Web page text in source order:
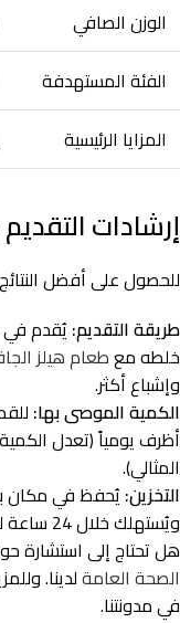
الوزن الصافي
الفئة المستهدفة
المزايا الرئيسية
إرشادات
للحصول على أفضل النتائج
طريقة التقديم: يُقدم
خلطه معطعام هيلز
وإشباع أكثر.
الكمية الموصى بها:
أظرف يومياً (تعدل
المثالي).
التخزين: يُحفظ في مكان
ويُستهلك خلال 24 ساعة لضمان الجودة والطعم الطازج.
هل تحتاج إلى استشارة
الصحة العامةلدينا.
في مدونتنا.